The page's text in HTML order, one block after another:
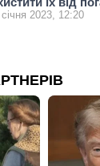
2023, 12:20